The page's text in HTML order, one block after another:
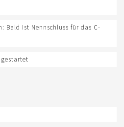
Bald ist Nennschluss für das C-
gestartet